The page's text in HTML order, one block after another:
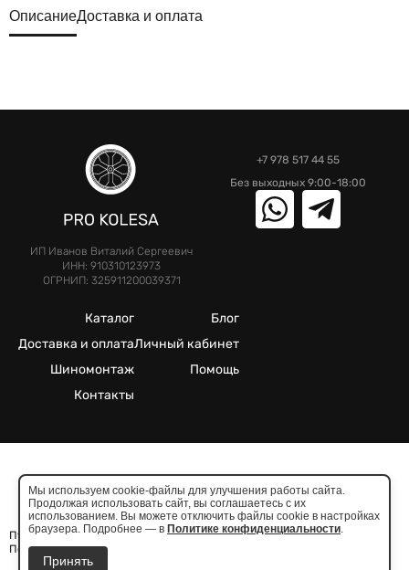
ОписаниеДоставка и оплата
ИП Иванов Виталий Сергеевич
ИНН: 910310123973
ОГРНИП: 325911200039371
+7 978 517 44 55
Без выходных 9:00-18:00
Каталог
Доставка и оплата
Шиномонтаж
Контакты
Блог
Личный кабинет
Помощь
©2025. Все права защищены.
Meta признана экстремистcкой организацией в России
Публичная оферта
Политика конфиденциальности
Мы используем cookie-файлы для улучшения работы сайта.
Продолжая использовать сайт, вы соглашаетесь с их
использованием. Вы можете отключить файлы cookie в настройках
браузера. Подробнее — в Политике конфиденциальности.
Принять